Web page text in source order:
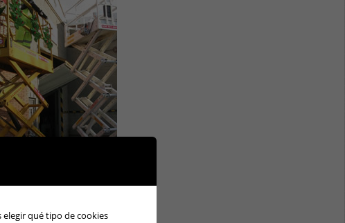
elegir qué tipo de cookies